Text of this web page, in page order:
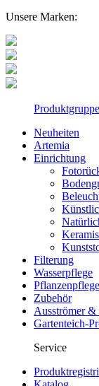
Unsere Marken:
Neuheiten
Artemia
Einrichtung
Filterung
Wasserpflege
Pflanzenpflege
Zubehör
Ausströmer &
Gartenteich-
Service